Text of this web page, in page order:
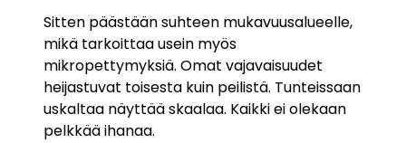
Sitten päästään suhteen mukavuusalueelle,
mikä tarkoittaa usein myös
mikropettymyksiä. Omat vajavaisuudet
heijastuvat toisesta kuin peilistä. Tunteissaan
uskaltaa näyttää skaalaa. Kaikki ei olekaan
pelkkää ihanaa.